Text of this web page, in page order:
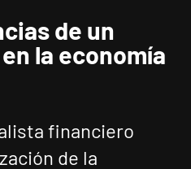
de un
la economía
financiero
de la